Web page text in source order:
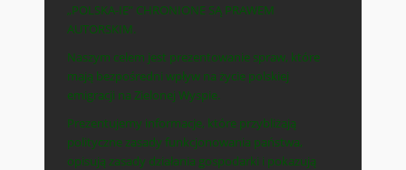
„POLSKA-IE” CHRONIONE SĄ PRAWEM
AUTORSKIM.
Naszym celem jest prezentowanie spraw, które
mają bezpośredni wpływ na życie polskiej
emigracji na Zielonej Wyspie.
Prezentujemy informacje, które przybliżają
polityczne zasady funkcjonowania państwa,
opisują zasady działania gospodarki i pokazują